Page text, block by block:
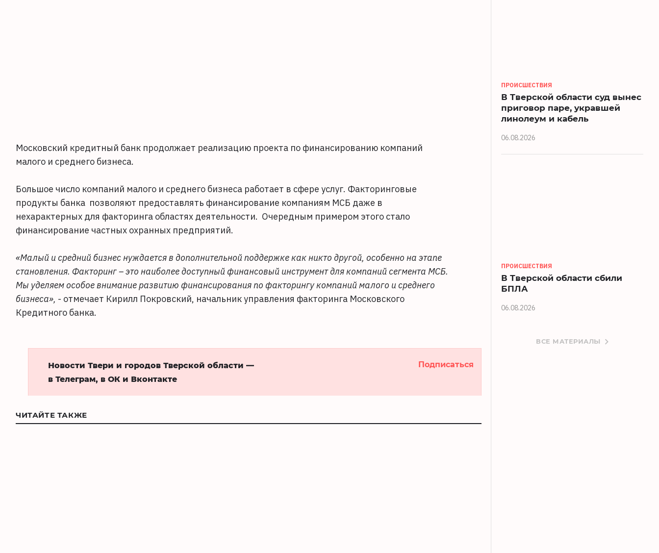
Московский кредитный банк продолжает реализацию проекта по финансированию компаний
малого и среднего бизнеса.
Большое число компаний малого и среднего бизнеса работает в сфере услуг. Факторинговые
продукты банка позволяют предоставлять финансирование компаниям МСБ даже в
нехарактерных для факторинга областях деятельности. Очередным примером этого стало
финансирование частных охранных предприятий.
«Малый и средний бизнес нуждается в дополнительной поддержке как никто другой, особенно на этапе
становления. Факторинг – это наиболее доступный финансовый инструмент для компаний сегмента МСБ.
Мы уделяем особое внимание развитию финансирования по факторингу компаний малого и среднего
бизнеса», - отмечает Кирилл Покровский, начальник управления факторинга Московского
Кредитного банка.
Новости Твери и городов Тверской области —
в Телеграм, в ОК и Вконтакте
Подписаться
ЧИТАЙТЕ ТАКЖЕ
ПРОИСШЕСТВИЯ
В Тверской области суд вынес
приговор паре, укравшей
линолеум и кабель
06.08.2026
ПРОИСШЕСТВИЯ
В Тверской области сбили
БПЛА
06.08.2026
ВСЕ МАТЕРИАЛЫ